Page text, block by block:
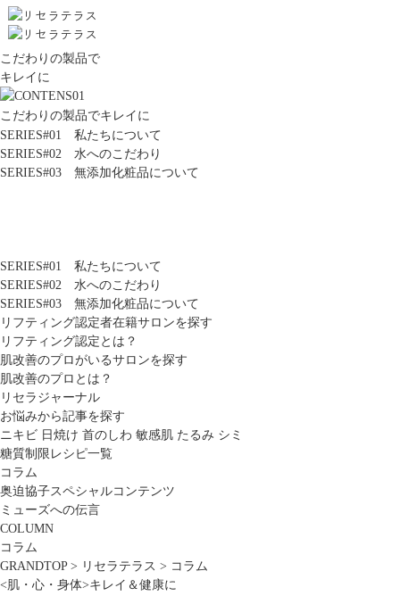
こだわりの製品で
キレイに
こだわりの製品でキレイに
SERIES#01 私たちについて
SERIES#02 水へのこだわり
SERIES#03 無添加化粧品について
SERIES#01 私たちについて
SERIES#02 水へのこだわり
SERIES#03 無添加化粧品について
リフティング認定者在籍サロンを探す
リフティング認定とは？
肌改善のプロがいるサロンを探す
肌改善のプロとは？
リセラジャーナル
お悩みから記事を探す
ニキビ 日焼け 首のしわ 敏感肌 たるみ シミ
糖質制限レシピ一覧
コラム
奥迫協子スペシャルコンテンツ
ミューズへの伝言
COLUMN
コラム
GRANDTOP> リセラテラス > コラム
<肌・心・身体>キレイ＆健康に